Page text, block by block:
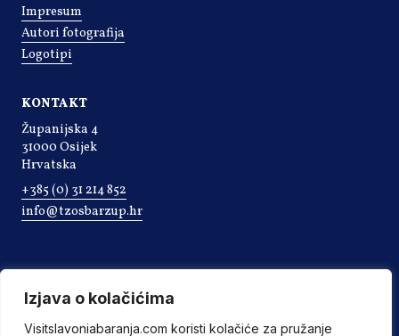
Izjava o kolačićima
Visitslavoniabaranja.com koristi kolačiće za pružanje
Impresum
Autori fotografija
Logotipi
KONTAKT
Županijska 4
31000 Osijek
Hrvatska
+385 (0) 31 214 852
info@tzosbarzup.hr